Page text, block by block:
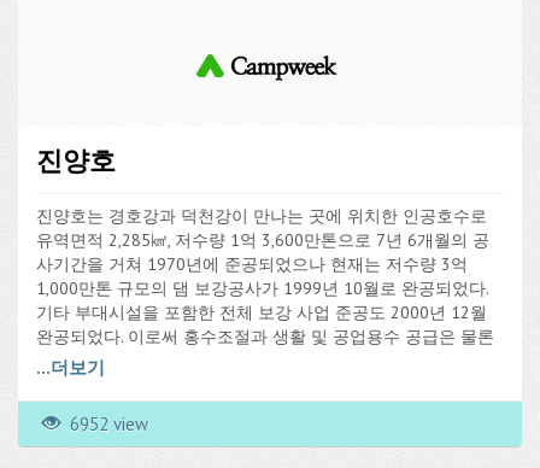
진양호
진양호는 경호강과 덕천강이 만나는 곳에 위치한 인공호수로
유역면적 2,285㎢, 저수량 1억 3,600만톤으로 7년 6개월의 공
사기간을 거쳐 1970년에 준공되었으나 현재는 저수량 3억
1,000만톤 규모의 댐 보강공사가 1999년 10월로 완공되었다.
기타 부대시설을 포함한 전체 보강 사업 준공도 2000년 12월
완공되었다. 이로써 홍수조절과 생활 및 공업용수 공급은 물론
연간발전량은 4,000만kw에서 4,130만kw로 늘어났다. 주변에는
물홍보 전시관, 선착장을 비롯하여 동물원, 어린이 동산, 호텔,
여관, 식당 등 위락시설을 갖추고 있다.
...더보기
6952 view